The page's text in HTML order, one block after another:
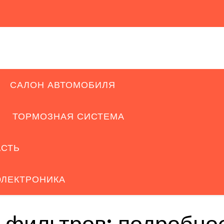
САЛОН АВТОМОБИЛЯ
ТОРМОЗНАЯ СИСТЕМА